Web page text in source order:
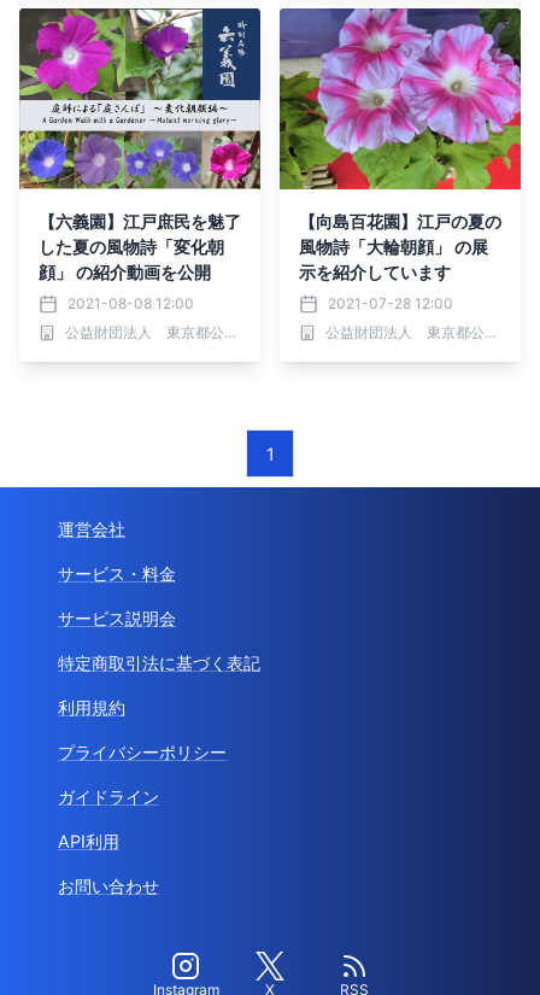
【六義園】江戸庶民を魅了
した夏の風物詩「変化朝
顔」 の紹介動画を公開
2021-08-08 12:00
公益財団法人 東京都公園協会
【向島百花園】江戸の夏の
風物詩「大輪朝顔」 の展
示を紹介しています
2021-07-28 12:00
公益財団法人 東京都公園協会
1
運営会社
サービス・料金
サービス説明会
特定商取引法に基づく表記
利用規約
プライバシーポリシー
ガイドライン
API利用
お問い合わせ
Instagram X RSS